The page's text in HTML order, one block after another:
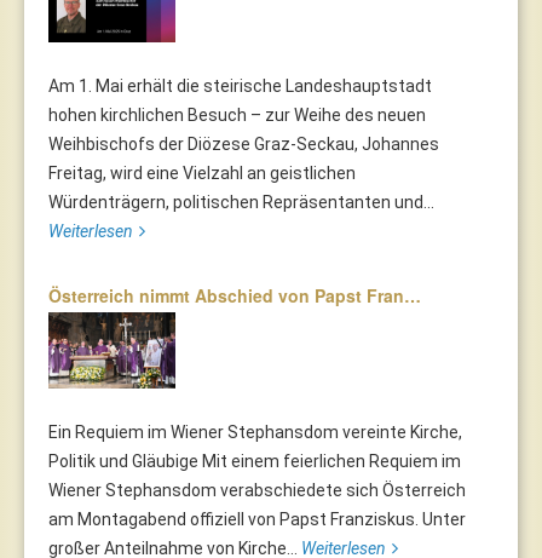
Am 1. Mai erhält die steirische Landeshauptstadt
hohen kirchlichen Besuch – zur Weihe des neuen
Weihbischofs der Diözese Graz-Seckau, Johannes
Freitag, wird eine Vielzahl an geistlichen
Würdenträgern, politischen Repräsentanten und...
Weiterlesen
Österreich nimmt Abschied von Papst Fran…
Ein Requiem im Wiener Stephansdom vereinte Kirche,
Politik und Gläubige Mit einem feierlichen Requiem im
Wiener Stephansdom verabschiedete sich Österreich
am Montagabend offiziell von Papst Franziskus. Unter
großer Anteilnahme von Kirche... Weiterlesen